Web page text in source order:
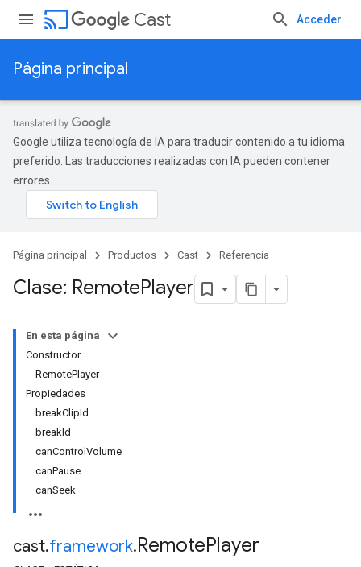
cast Cast Acceder
Página principal
Google utiliza tecnología de IA para traducir contenido a tu idioma
preferido. Las traducciones realizadas con IA pueden contener
errores.
Página principal Productos Cast Referencia
Clase: RemotePlayer
En esta página
Constructor
RemotePlayer
Propiedades
breakClipId
breakId
canControlVolume
canPause
canSeek
cast.framework.RemotePlayer